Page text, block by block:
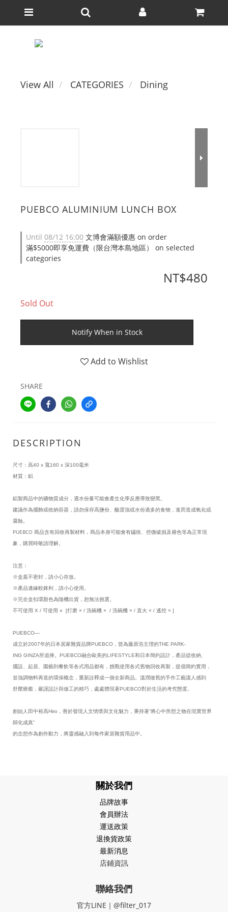
View All CATEGORIES Dining
PUEBCO ALUMINIUM LUNCH BOX
Until 08/12 16:00 文博會滿額優惠 on order
滿$5000即享免運費（限台灣本島地區） on selected
categories
NT$480
Sold Out
Notify When in Stock
Add to Wishlist
SHARE
DESCRIPTION
尺寸：高40 x 寬160 x 深100毫米
材質：鋁
鋁製商品中的礦物質成分，遇水份量可能會產生化學反應導致變黑。
建議作為擺飾或收納容器，請勿保存高鹽份、酸度強或水份過多的食物，進而造成氧化或
腐蝕。
PUEBCO 商品含有回收再製材料，商品本身可能會有鏽痕、些微破損及褪色等為正常現
象，購買時敬請理解。
注意：
※盒蓋不密封，請小心存放。
※產品邊緣較鋒利，請小心使用。
※完全盒扣環顏色為隨機出貨，恕無法挑選。
不可使用 X / 可使用 ○ [打磨 × / 洗碗機 × / 洗碗機 × / 直火 × / 遙控 × ]
PUEBCO—
成立於2007年的日本居家雜貨品牌PUEBCO，曾為藤原浩主理的THE PARK-
ING GINZA所追捧。PUEBCO融合歐美的LIFESTYLE和日本簡約設計，產品從收納、
擺設、起居、園藝到餐飲等各式用品都有，挑戰使用各式舊物回收再製，提倡簡約實用，
並強調物料再造的環保概念，重新詮釋成一個全新商品。溫潤做舊的手作工藝讓人感到
舒壓療癒，嚴謹設計與做工的精巧，處處體現著PUEBCO對於生活的考究態度。
創始人田中裕高Hiro，善於發現人文情懷與文化魅力，秉持著“將心中所想之物在現實世界
歸化成真”
的念想作為創作動力，將靈感融入到每件家居雜貨用品中。
關於我們
品牌故事
會員辦法
運送政策
退換貨政策
最新消息
店鋪資訊
聯絡我們
官方LINE｜@filter_017